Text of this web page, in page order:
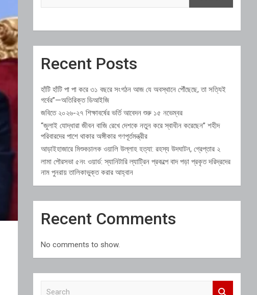
Recent Posts
হাঁটি হাঁটি পা পা করে ৩১ বছরে সংগঠন আজ যে অবস্থানে পৌঁছেছে, তা সত্যিই
গর্বের”—অতিরিক্ত ডিআইজি
জবিতে ২০২৬-২৭ শিক্ষাবর্ষের ভর্তি আবেদন শুরু ১৫ নভেম্বর
“জুলাই যোদ্ধারা জীবন বাজি রেখে দেশকে নতুন করে স্বাধীন করেছেন” শহীদ
পরিবারদের পাশে থাকার অঙ্গীকার গণপূর্তমন্ত্রীর
আড়াইহাজারে মিশুকচালক ওয়ালি উল্লাহ হত্যা: রহস্য উদঘাটন, গ্রেপ্তার ২
লামা পৌরসভা ৫নং ওয়ার্ড: স্যানিটারি ল্যাট্রিন প্রকল্পে বাদ পড়া প্রকৃত দরিদ্রদের
নাম পুনরায় তালিকাভুক্ত করার আহ্বান
Recent Comments
No comments to show.